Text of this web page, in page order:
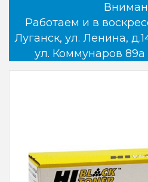
Работаем и в
Луганск, ул. Ленина,
ул. Коммунаров 89а